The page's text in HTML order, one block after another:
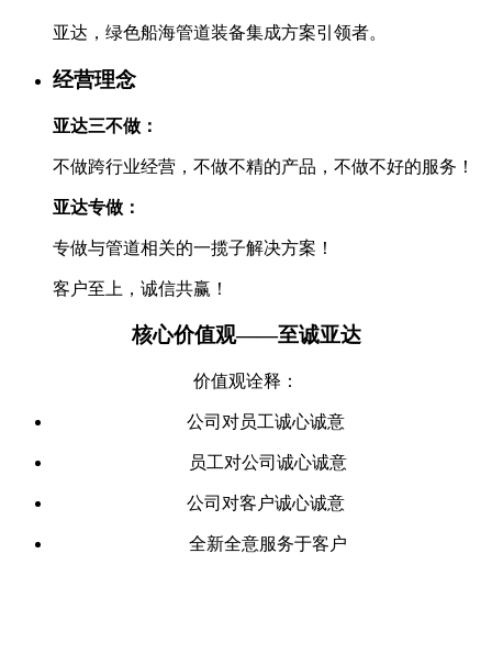
亚达，绿色船海管道装备集成方案引领者。
经营理念
亚达三不做：
不做跨行业经营，不做不精的产品，不做不好的服务！
亚达专做：
专做与管道相关的一揽子解决方案！
客户至上，诚信共赢！
核心价值观——至诚亚达
价值观诠释：
公司对员工诚心诚意
员工对公司诚心诚意
公司对客户诚心诚意
全新全意服务于客户